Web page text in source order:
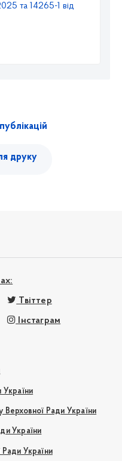
та 14265-1 від
друку
Твіттер
Інстаграм
України
Верховної Ради України
України
Ради України